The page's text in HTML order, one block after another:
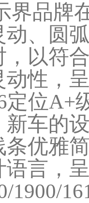
品牌
、圆
以符
动性，
定位A+
新车的
条优雅
言，
1900/